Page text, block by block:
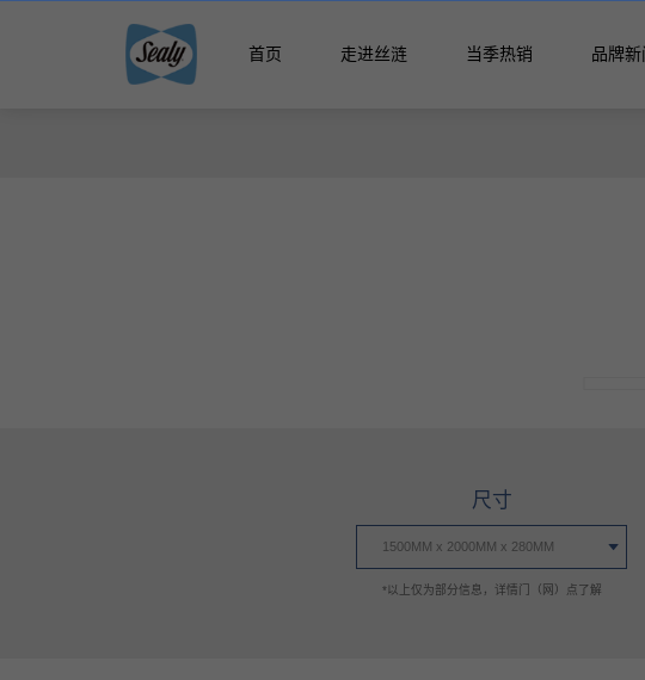
首页 走进丝涟 当季热销 品牌新
尺寸
1500MM x 2000MM x 280MM
*以上仅为部分信息，详情门（网）点了解